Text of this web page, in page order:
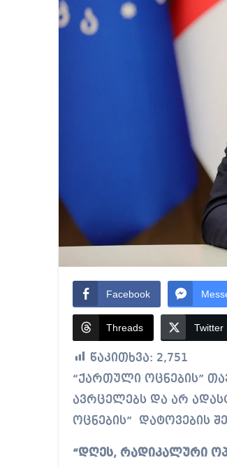
Facebook
Threads Twitter
წაკითხვა: 2,751
“ქართული ოცნების” თავმჯდომარე ირაკლი ღარიბაშვილი განცხადებას
ავრცელებს და არ
ოცნების” დატოვების
“დღეს, რადიკალური